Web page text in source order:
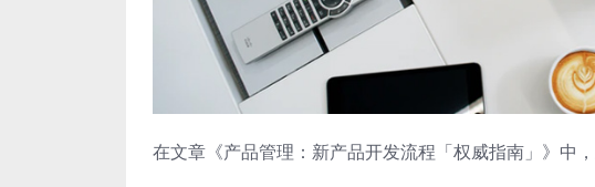
在文章《产品管理：新产品开发流程「权威指南」》中